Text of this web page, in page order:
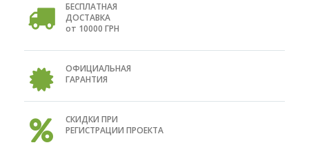
БЕСПЛАТНАЯ
ДОСТАВКА
от 10000 ГРН
ОФИЦИАЛЬНАЯ
ГАРАНТИЯ
СКИДКИ ПРИ
РЕГИСТРАЦИИ ПРОЕКТА